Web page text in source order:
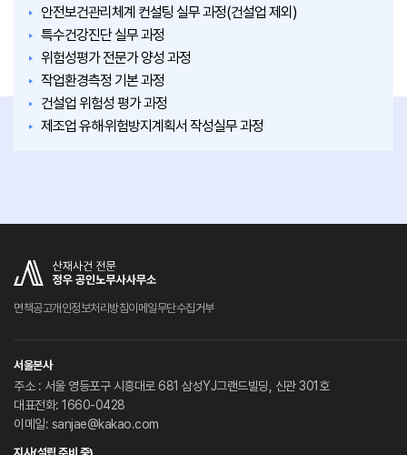
안전보건관리체계 컨설팅 실무 과정(건설업 제외)
특수건강진단 실무 과정
위험성평가 전문가 양성 과정
작업환경측정 기본 과정
건설업 위험성 평가 과정
제조업 유해‧위험방지계획서 작성실무 과정
면책공고개인정보처리방침이메일무단수집거부
서울본사
주소 : 서울 영등포구 시흥대로 681 삼성YJ그랜드빌딩, 신관 301호
대표전화: 1660-0428
이메일: sanjae@kakao.com